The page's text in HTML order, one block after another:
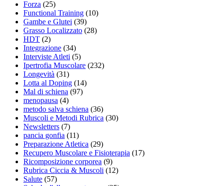
Forza (25)
Functional Training (10)
Gambe e Glutei (39)
Grasso Localizzato (28)
HDT (2)
Integrazione (34)
Interviste Atleti (5)
Ipertrofia Muscolare (232)
Longevità (31)
Lotta al Doping (14)
Mal di schiena (97)
menopausa (4)
metodo salva schiena (36)
Muscoli e Metodi Rubrica (30)
Newsletters (7)
pancia gonfia (11)
Preparazione Atletica (29)
Recupero Muscolare e Fisioterapia (17)
Ricomposizione corporea (9)
Rubrica Ciccia & Muscoli (12)
Salute (57)